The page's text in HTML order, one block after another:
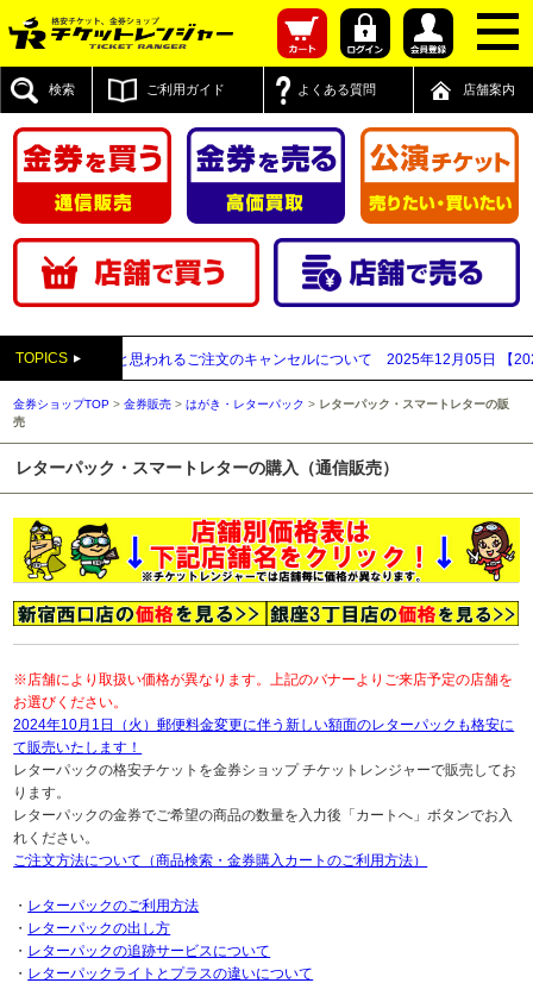
検索 ご利用ガイド よくある質問 店舗案内
TOPICS
業者と思われるご注文のキャンセルについて 2025年12月05日 【2025年～
金券ショップTOP >金券販売 >はがき・レターパック > レターパック・スマートレターの販
売
レターパック・スマートレターの購入（通信販売）
※店舗により取扱い価格が異なります。上記のバナーよりご来店予定の店舗を
お選びください。
2024年10月1日（火）郵便料金変更に伴う新しい額面のレターパックも格安に
て販売いたします！
レターパックの格安チケットを金券ショップ チケットレンジャーで販売してお
ります。
レターパックの金券でご希望の商品の数量を入力後「カートへ」ボタンでお入
れください。
ご注文方法について（商品検索・金券購入カートのご利用方法）
・ レターパックのご利用方法
・ レターパックの出し方
・ レターパックの追跡サービスについて
・ レターパックライトとプラスの違いについて